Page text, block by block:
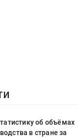
об объёмах
в стране за